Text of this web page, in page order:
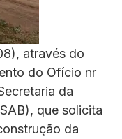
através do
do Ofício nr
da
que solicita
da